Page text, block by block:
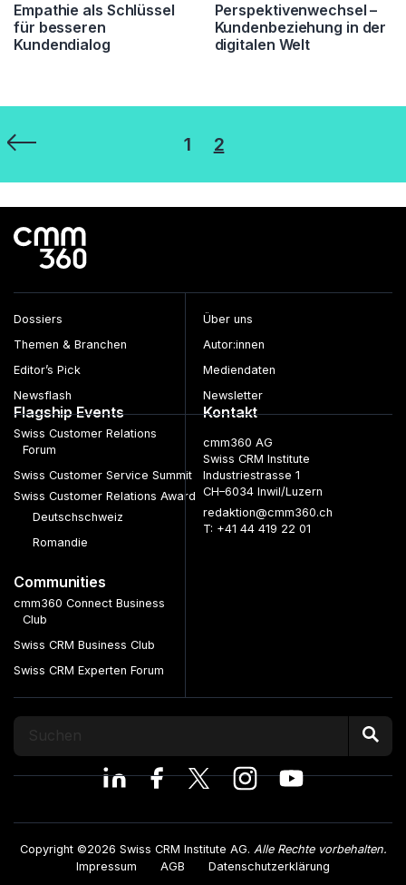
Empathie als Schlüssel
für besseren
Kundendialog
Perspektivenwechsel –
Kundenbeziehung in der
digitalen Welt
Seitennummerierung
der
Beiträge
1 2
Dossiers
Themen & Branchen
Editor’s Pick
Newsflash
Über uns
Autor:innen
Mediendaten
Newsletter
Flagship Events
Swiss Customer Relations
Forum
Swiss Customer Service Summit
Swiss Customer Relations Award
Deutschschweiz
Romandie
Communities
cmm360 Connect Business
Club
Swiss CRM Business Club
Swiss CRM Experten Forum
Kontakt
cmm360 AG
Swiss CRM Institute
Industriestrasse 1
CH–6034 Inwil/Luzern
redaktion@cmm360.ch
T: +41 44 419 22 01
Copyright ©2026 Swiss CRM Institute AG. Alle Rechte vorbehalten.
Impressum
AGB Datenschutzerklärung